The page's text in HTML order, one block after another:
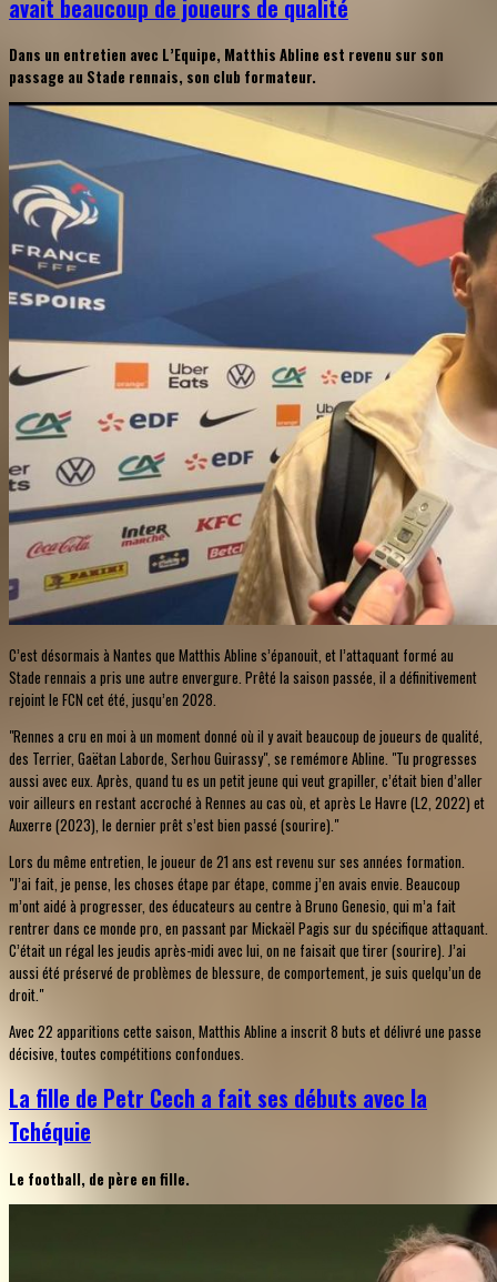
avait beaucoup de joueurs de qualité
Dans un entretien avec L’Equipe, Matthis Abline est revenu sur son
passage au Stade rennais, son club formateur.
C’est désormais à Nantes que Matthis Abline s’épanouit, et l’attaquant formé au
Stade rennais a pris une autre envergure. Prêté la saison passée, il a définitivement
rejoint le FCN cet été, jusqu’en 2028.
"Rennes a cru en moi à un moment donné où il y avait beaucoup de joueurs de qualité,
des Terrier, Gaëtan Laborde, Serhou Guirassy", se remémore Abline. "Tu progresses
aussi avec eux. Après, quand tu es un petit jeune qui veut grapiller, c’était bien d’aller
voir ailleurs en restant accroché à Rennes au cas où, et après Le Havre (L2, 2022) et
Auxerre (2023), le dernier prêt s’est bien passé (sourire)."
Lors du même entretien, le joueur de 21 ans est revenu sur ses années formation.
"J’ai fait, je pense, les choses étape par étape, comme j’en avais envie. Beaucoup
m’ont aidé à progresser, des éducateurs au centre à Bruno Genesio, qui m’a fait
rentrer dans ce monde pro, en passant par Mickaël Pagis sur du spécifique attaquant.
C’était un régal les jeudis après-midi avec lui, on ne faisait que tirer (sourire). J’ai
aussi été préservé de problèmes de blessure, de comportement, je suis quelqu’un de
droit."
Avec 22 apparitions cette saison, Matthis Abline a inscrit 8 buts et délivré une passe
décisive, toutes compétitions confondues.
La fille de Petr Cech a fait ses débuts avec la
Tchéquie
Le football, de père en fille.